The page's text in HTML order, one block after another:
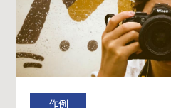
作例